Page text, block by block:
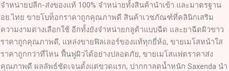
จำหน่ายปลีก-ส่งของแท้ 100% จำหน่ายทั้งสินค้านำเข้า และมาตรฐาน
อย.ไทย ขายโบท็อกราคาถูกคุณภาพดี สินค้าเวชภัณฑ์ที่คลินิกเสริม
ความงามต่างเลือกใช้ อีกทั้งยังจำหน่ายกลูต้าแบบฉีด และยาฉีดผิวขาว
ราคาถูกคุณภาพดี, แหล่งขายฟิลเลอร์ของแท้ทุกยี่ห้อ, ขายเมโสหน้าใส
ราคาถูกกว่าที่ไหน ฟื้นฟูผิวได้อย่างปลอดภัย, ขายเมโสแฟตราคาส่ง
คุณภาพดี ผลลัพธ์ชัดเจนตั้งแต่ขวดแรก, ปากกาลดน้ำหนัก Saxenda นำ